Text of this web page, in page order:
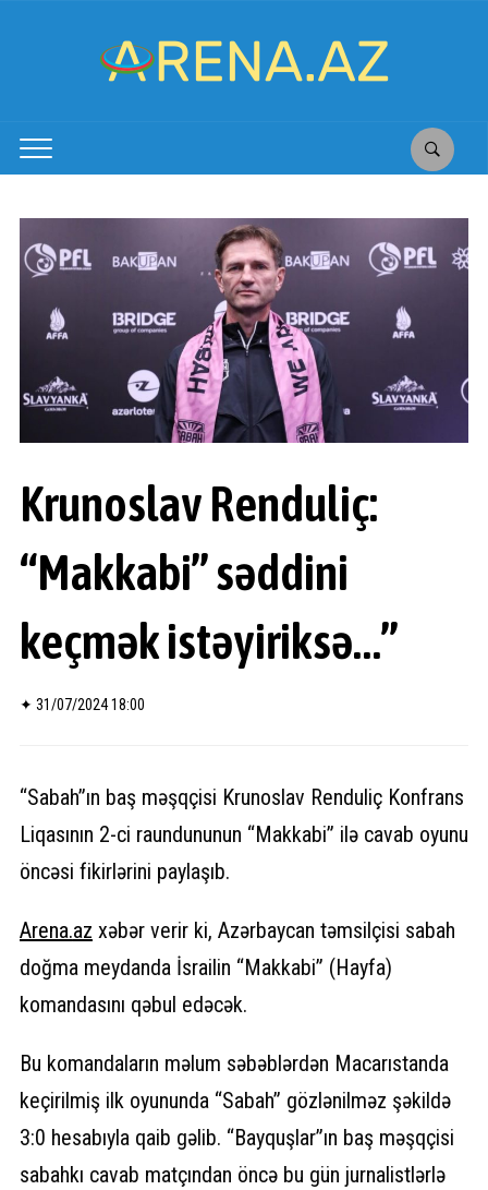
Krunoslav Renduliç:
“Makkabi” səddini
keçmək istəyiriksə…”
✦ 31/07/2024 18:00
“Sabah”ın baş məşqçisi Krunoslav Renduliç Konfrans
Liqasının 2-ci raundununun “Makkabi” ilə cavab oyunu
öncəsi fikirlərini paylaşıb.
Arena.az xəbər verir ki, Azərbaycan təmsilçisi sabah
doğma meydanda İsrailin “Makkabi” (Hayfa)
komandasını qəbul edəcək.
Bu komandaların məlum səbəblərdən Macarıstanda
keçirilmiş ilk oyununda “Sabah” gözlənilməz şəkildə
3:0 hesabıyla qaib gəlib. “Bayquşlar”ın baş məşqçisi
sabahkı cavab matçından öncə bu gün jurnalistlərlə